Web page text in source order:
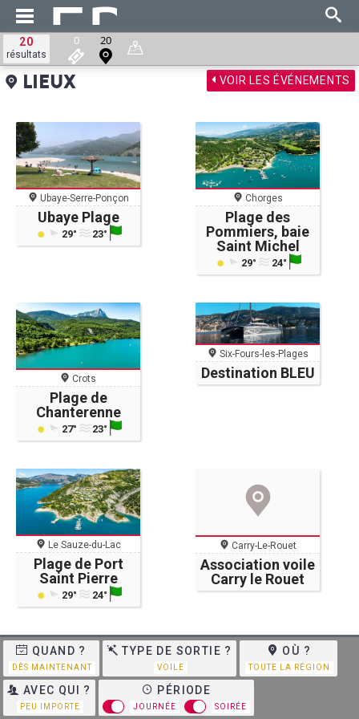
QUAND ?
DÈS MAINTENANT
TYPE DE SORTIE ?
VOILE
OÙ ?
TOUTE LA RÉGION
AVEC QUI ?
PEU IMPORTE
PÉRIODE
JOURNÉE SOIRÉE
VOIR LES ÉVÉNEMENTS
LIEUX
Ubaye-Serre-Ponçon
Ubaye Plage
29° 23°
Chorges
Plage des
Pommiers, baie
Saint Michel
29° 24°
Crots
Plage de
Chanterenne
27° 23°
Six-Fours-les-Plages
Destination BLEU
Le Sauze-du-Lac
Plage de Port
Saint Pierre
29° 24°
Carry-Le-Rouet
Association voile
Carry le Rouet
Istres Marseille
20
résultats
0 20